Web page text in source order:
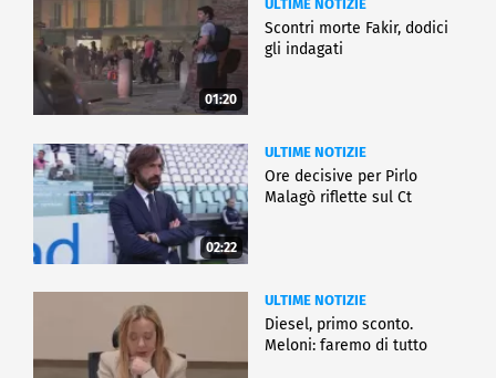
01:20
ULTIME NOTIZIE
Scontri morte Fakir, dodici
gli indagati
02:22
ULTIME NOTIZIE
Ore decisive per Pirlo
Malagò riflette sul Ct
ULTIME NOTIZIE
Diesel, primo sconto.
Meloni: faremo di tutto